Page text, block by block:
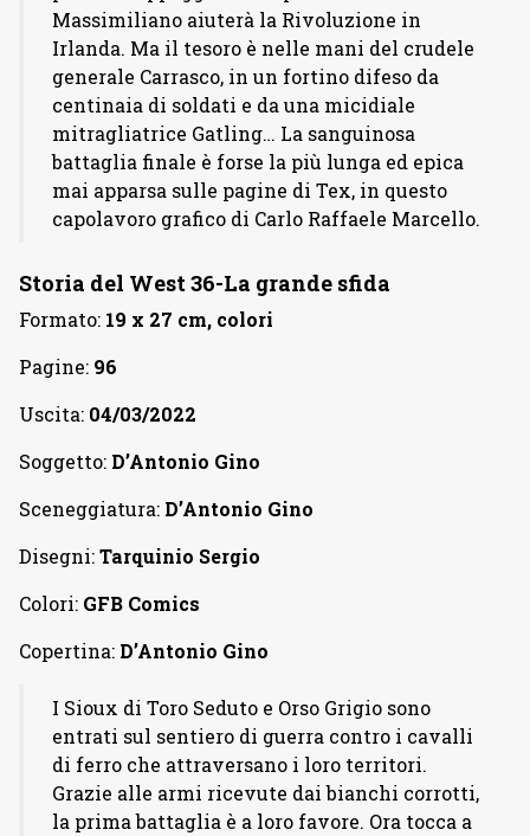
Massimiliano aiuterà la Rivoluzione in
Irlanda. Ma il tesoro è nelle mani del crudele
generale Carrasco, in un fortino difeso da
centinaia di soldati e da una micidiale
mitragliatrice Gatling… La sanguinosa
battaglia finale è forse la più lunga ed epica
mai apparsa sulle pagine di Tex, in questo
capolavoro grafico di Carlo Raffaele Marcello.
Storia del West 36-La grande sfida
Formato: 19 x 27 cm, colori
Pagine: 96
Uscita: 04/03/2022
Soggetto: D’Antonio Gino
Sceneggiatura: D’Antonio Gino
Disegni:Tarquinio Sergio
Colori: GFB Comics
Copertina: D’Antonio Gino
I Sioux di Toro Seduto e Orso Grigio sono
entrati sul sentiero di guerra contro i cavalli
di ferro che attraversano i loro territori.
Grazie alle armi ricevute dai bianchi corrotti,
la prima battaglia è a loro favore. Ora tocca a